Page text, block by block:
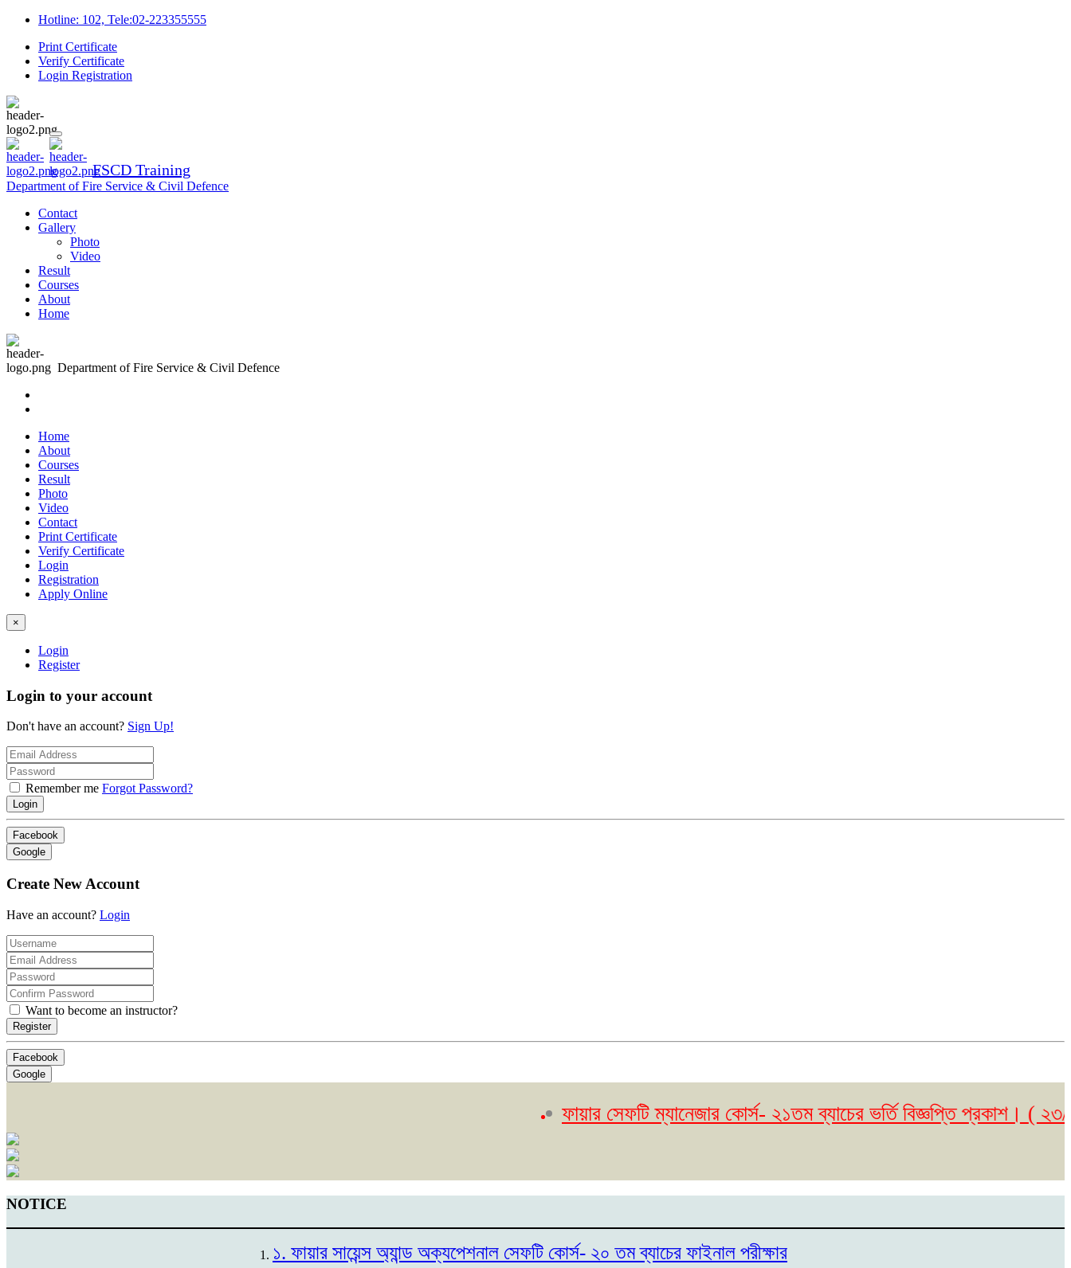
Hotline: 102, Tele:02-223355555
Print Certificate
Verify Certificate
Login Registration
FSCD Training
Department of Fire Service & Civil Defence
Contact
Gallery
Photo
Video
Result
Courses
About
Home
Department of Fire Service & Civil Defence
Home
About
Courses
Result
Photo
Video
Contact
Print Certificate
Verify Certificate
Login
Registration
Apply Online
×
Login
Register
Login to your account
Don't have an account? Sign Up!
Remember me Forgot Password?
Login
Facebook
Google
Create New Account
Have an account? Login
Want to become an instructor?
Register
Facebook
Google
ফায়ার সেফটি ম্যানেজার কোর্স- ২১তম ব্যাচের ভর্তি বিজ্ঞপ্তি প্রকাশ। ( ২৩/০৫/
NOTICE
১. ফায়ার সায়েন্স অ্যান্ড অক্যপেশনাল সেফটি কোর্স- ২০ তম ব্যাচের ফাইনাল পরীক্ষার